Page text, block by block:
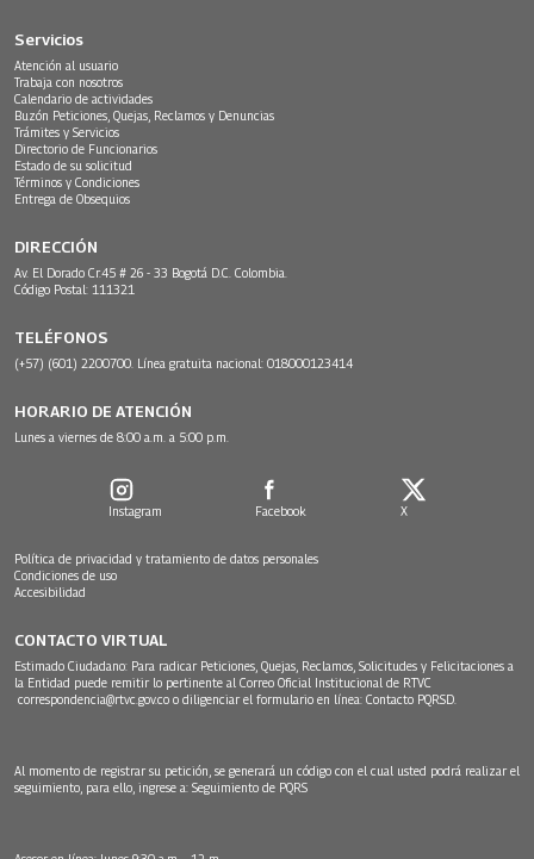
Servicios
Atención al usuario
Trabaja con nosotros
Calendario de actividades
Buzón Peticiones, Quejas, Reclamos y Denuncias
Trámites y Servicios
Directorio de Funcionarios
Estado de su solicitud
Términos y Condiciones
Entrega de Obsequios
DIRECCIÓN
Av. El Dorado Cr.45 # 26 - 33 Bogotá D.C. Colombia.
Código Postal: 111321
TELÉFONOS
(+57) (601) 2200700. Línea gratuita nacional: 018000123414
HORARIO DE ATENCIÓN
Lunes a viernes de 8:00 a.m. a 5:00 p.m.
Instagram Facebook X
Política de privacidad y tratamiento de datos personales
Condiciones de uso
Accesibilidad
CONTACTO VIRTUAL
Estimado Ciudadano: Para radicar Peticiones, Quejas, Reclamos, Solicitudes y Felicitaciones a
la Entidad puede remitir lo pertinente al Correo Oficial Institucional de RTVC
correspondencia@rtvc.gov.co o diligenciar el formulario en línea: Contacto PQRSD.
Al momento de registrar su petición, se generará un código con el cual usted podrá realizar el
seguimiento, para ello, ingrese a: Seguimiento de PQRS